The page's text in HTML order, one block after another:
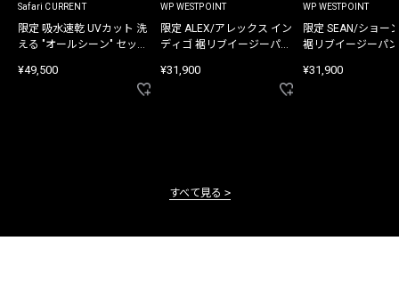
Safari CURRENT
限定 吸水速乾 UVカット 洗
える "オールシーン" セット
¥49,500
WP WESTPOINT
限定 ALEX/アレックス イン
ディゴ 裾リブイージーパン
¥31,900
WP WESTPOINT
限定 SEAN/ショー
裾リブイージーパ
¥31,900
すべて見る